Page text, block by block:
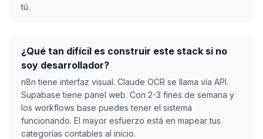
tú.
¿Qué tan difícil es construir este stack si no
soy desarrollador?
n8n tiene interfaz visual. Claude OCR se llama vía API.
Supabase tiene panel web. Con 2-3 fines de semana y
los workflows base puedes tener el sistema
funcionando. El mayor esfuerzo está en mapear tus
categorías contables al inicio.